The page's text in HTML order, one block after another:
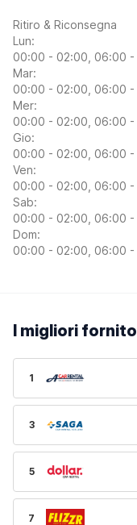
Ritiro & Riconsegna
Lun:
00:00 - 02:00, 06:00 -
Mar:
00:00 - 02:00, 06:00 -
Mer:
00:00 - 02:00, 06:00 -
Gio:
00:00 - 02:00, 06:00 -
Ven:
00:00 - 02:00, 06:00 -
Sab:
00:00 - 02:00, 06:00 -
Dom:
00:00 - 02:00, 06:00 -
I migliori
1
3
5
7